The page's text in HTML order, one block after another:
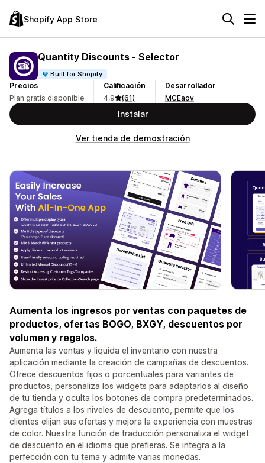
Shopify App Store
Quantity Discounts ‑ Selector
Built for Shopify
Precios
Plan gratis disponible
Calificación
4,9
(61)
Desarrollador
MCEaov
Instalar
Ver tienda de demostración
Aumenta los ingresos por ventas con paquetes de
productos, ofertas BOGO, BXGY, descuentos por
volumen y regalos.
Aumenta las ventas y liquida el inventario con nuestra
aplicación mediante la creación de campañas de descuentos.
Ofrece descuentos fijos o porcentuales para variantes de
productos, personaliza los widgets para adaptarlos al diseño
de tu tienda y oculta los botones de compra predeterminados.
Agrega títulos a los niveles de descuento, permite que los
clientes elijan sus ofertas y mejora la experiencia con muestras
de color. Nuestra función de traducción personaliza el widget
de descuento en el idioma que prefieras. Se integra a la
perfección con tu tema y admite varias monedas.